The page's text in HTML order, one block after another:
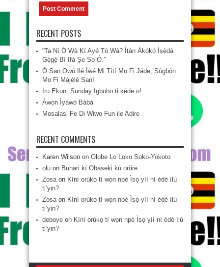
RECENT POSTS
“Ta Ní Ó Wà Kí Ayé Tó Wà? Ìtàn Àkọ́kọ́ Ìṣẹ̀dá
Gẹ́gẹ́ Bí Ifá Ṣe Sọ Ó.”
Ó San Owó Ilé Ìwé Mi Títí Mo Fi Jáde, Ṣùgbọ́n
Mo Fi Májèlé San!
Iru Ekun: Sunday Igboho ti kéde o!
Àwọn Ìyàwó Bàbá
Mosalasi Fe Di Wiwo Fun ile Adire
RECENT COMMENTS
Karen Wilson on Olobe Lo Loko Soko-Yokoto
olu on Buhari kí Obaseki kú oríire
Zosaon Kíní orúkọ tí wọn npè Ìsọ yìí ní èdè ìlú
ti’yin?
Zosaon Kíní orúkọ tí wọn npè Ìsọ yìí ní èdè ìlú
ti’yin?
deboye on Kíní orúkọ tí wọn npè Ìsọ yìí ní èdè ìlú
ti’yin?